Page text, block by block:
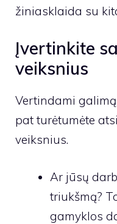
žiniasklaida su
Įvertinkite
veiksnius
Vertindami
pat turėtumėte
veiksnius.
Ar jūsų
triukšmą?
gamyklos